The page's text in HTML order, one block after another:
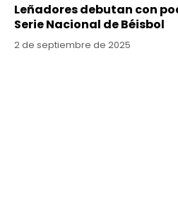
Leñadores debutan con
Serie Nacional de Béisbol
2 de septiembre de 2025